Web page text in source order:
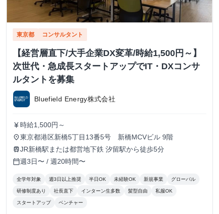
東京都 コンサルタント
【経営層直下/大手企業DX変革/時給1,500円～】
次世代・急成長スタートアップでIT・DXコンサ
ルタントを募集
Bluefield Energy株式会社
currency_yen 時給1,500円～
place東京都港区新橋5丁目13番5号 新橋MCVビル 9階
trainJR新橋駅または都営地下鉄 汐留駅から徒歩5分
calendar_today週3日〜 / 週20時間〜
全学年対象 週3日以上推奨 半日OK 未経験OK 新規事業 グローバル
研修制度あり 社長直下 インターン生多数 髪型自由 私服OK
スタートアップ ベンチャー